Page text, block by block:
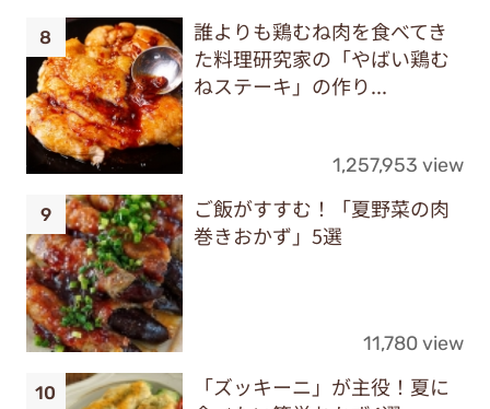
誰よりも鶏むね肉を食べてき
た料理研究家の「やばい鶏む
ねステーキ」の作り...
1,257,953 view
ご飯がすすむ！「夏野菜の肉
巻きおかず」5選
11,780 view
「ズッキーニ」が主役！夏に